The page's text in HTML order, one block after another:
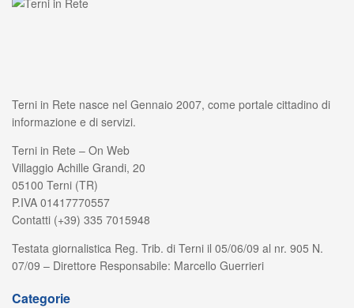
Terni in Rete nasce nel Gennaio 2007, come portale cittadino di
informazione e di servizi.
Terni in Rete – On Web
Villaggio Achille Grandi, 20
05100 Terni (TR)
P.IVA 01417770557
Contatti (+39) 335 7015948
Testata giornalistica Reg. Trib. di Terni il 05/06/09 al nr. 905 N.
07/09 – Direttore Responsabile: Marcello Guerrieri
Categorie